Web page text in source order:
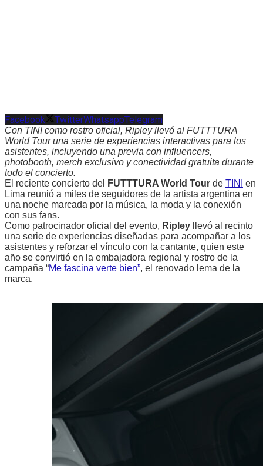
Facebook TwitterWhatsappTelegram
Con TINI como rostro oficial, Ripley llevó al FUTTTURA
World Tour una serie de experiencias interactivas para los
asistentes, incluyendo una previa con influencers,
photobooth, merch exclusivo y conectividad gratuita durante
todo el concierto.
El reciente concierto del
FUTTTURA World Tour de TINI
en
Lima reunió a miles de seguidores de la artista argentina en
una noche marcada por la música, la moda y la conexión
con sus fans.
Como patrocinador oficial del evento, Ripley llevó al recinto
una serie de experiencias diseñadas para acompañar a los
asistentes y reforzar el vínculo con la cantante, quien este
año se convirtió en la embajadora regional y rostro de la
campaña “Me fascina verte bien”, el renovado lema de la
marca.